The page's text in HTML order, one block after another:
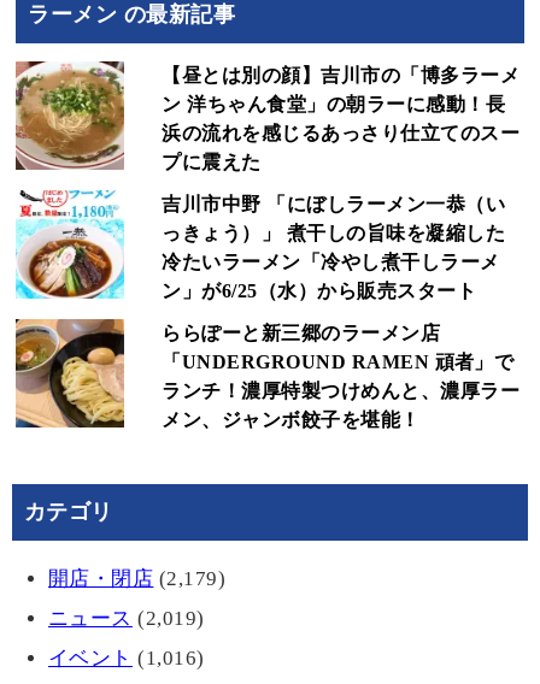
ラーメン の最新記事
【昼とは別の顔】吉川市の「博多ラーメ
ン 洋ちゃん食堂」の朝ラーに感動！長
浜の流れを感じるあっさり仕立てのスー
プに震えた
吉川市中野 「にぼしラーメン一恭（い
っきょう）」 煮干しの旨味を凝縮した
冷たいラーメン「冷やし煮干しラーメ
ン」が6/25（水）から販売スタート
ららぽーと新三郷のラーメン店
「UNDERGROUND RAMEN 頑者」で
ランチ！濃厚特製つけめんと、濃厚ラー
メン、ジャンボ餃子を堪能！
カテゴリ
開店・閉店 (2,179)
ニュース (2,019)
イベント (1,016)